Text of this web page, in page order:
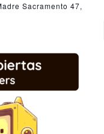
Sacramento 47,